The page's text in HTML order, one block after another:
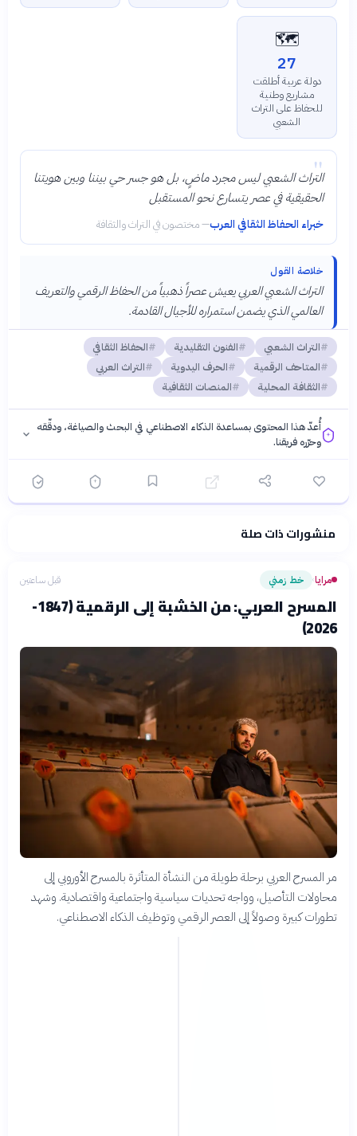
🗺️
27
دولة عربية أطلقت
مشاريع وطنية
للحفاظ على التراث
الشعبي
"
التراث الشعبي ليس مجرد ماضٍ، بل هو جسر حي بيننا وبين هويتنا
الحقيقية في عصر يتسارع نحو المستقبل
خبراء الحفاظ الثقافي العرب—مختصون في التراث والثقافة
خلاصة القول
التراث الشعبي العربي يعيش عصراً ذهبياً من الحفاظ الرقمي والتعريف
العالمي الذي يضمن استمراره للأجيال القادمة.
التراث الشعبي الفنون التقليدية
الحفاظ الثقافي
المتاحف الرقمية
الحرف اليدوية
التراث العربي
الثقافة المحلية
المنصات الثقافية
أُعدّ هذا المحتوى بمساعدة الذكاء الاصطناعي في البحث والصياغة، ودقّقه
وحرّره فريقنا.
فلسفتنا المعرفية· سياسة الذكاء الاصطناعيمنشورات ذات صلة
مرايا› خط زمني قبل ساعتين
المسرح العربي: من الخشبة إلى الرقمية (1847-
2026)
مر المسرح العربي برحلة طويلة من النشأة المتأثرة بالمسرح الأوروبي إلى
محاولات التأصيل، وواجه تحديات سياسية واجتماعية واقتصادية. وشهد
تطورات كبيرة وصولاً إلى العصر الرقمي وتوظيف الذكاء الاصطناعي.